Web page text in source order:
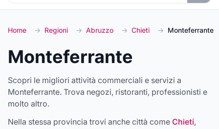
Home → Regioni → Abruzzo → Chieti → Monteferrante
Monteferrante
Scopri le migliori attività commerciali e servizi a
Monteferrante. Trova negozi, ristoranti, professionisti e
molto altro.
Nella stessa provincia trovi anche città come Chieti,